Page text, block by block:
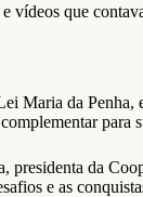
que
Maria da Penha,
para
presidenta da
e as